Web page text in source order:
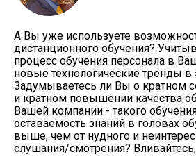
А Вы уже используете
дистанционного обучения?
процесс обучения персонала в
новые технологические тренды в
Задумываетесь ли Вы о кратном
и кратном повышении качества
Вашей компании - такого
оставаемость знаний в головах
выше, чем от нудного и
слушания/смотрения?